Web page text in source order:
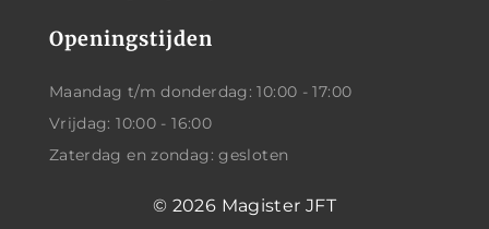
Openingstijden
Maandag t/m donderdag: 10:00 - 17:00
Vrijdag: 10:00 - 16:00
Zaterdag en zondag: gesloten
© 2026 Magister JFT